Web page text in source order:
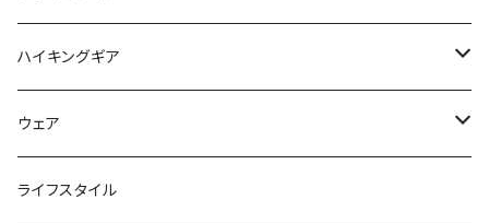
ピロー
サコッシュ / ウェストポーチ
トートバッグ
パックアクセサリー
バーナー / ストーブ / 燃料
クッカー / カップ
カトラリー
ハイキングギア
ストック
スノーシュー / アイゼン
ウェア
トップス
ライフスタイル